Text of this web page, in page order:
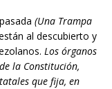
(Una Trampa
al descubierto y
Los órganos
la Constitución,
que fija, en